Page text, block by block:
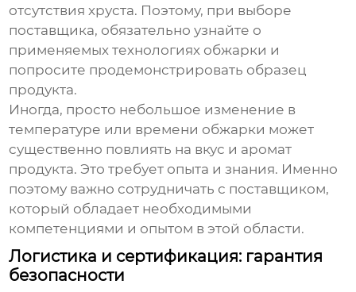
отсутствия хруста. Поэтому, при выборе
поставщика, обязательно узнайте о
применяемых технологиях обжарки и
попросите продемонстрировать образец
продукта.
Иногда, просто небольшое изменение в
температуре или времени обжарки может
существенно повлиять на вкус и аромат
продукта. Это требует опыта и знания. Именно
поэтому важно сотрудничать с поставщиком,
который обладает необходимыми
компетенциями и опытом в этой области.
Логистика и сертификация: гарантия
безопасности